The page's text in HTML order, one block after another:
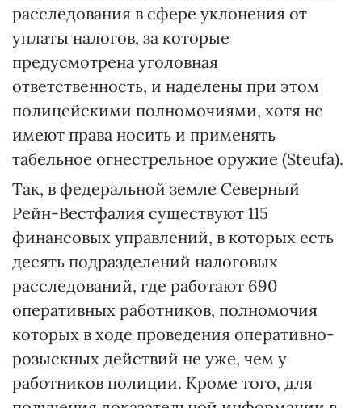
расследования в сфере уклонения от
уплаты налогов, за которые
предусмотрена уголовная
ответственность, и наделены при этом
полицейскими полномочиями, хотя не
имеют права носить и применять
табельное огнестрельное оружие (Steufa).
Так, в федеральной земле Северный
Рейн-Вестфалия существуют 115
финансовых управлений, в которых есть
десять подразделений налоговых
расследований, где работают 690
оперативных работников, полномочия
которых в ходе проведения оперативно-
розыскных действий не уже, чем у
работников полиции. Кроме того, для